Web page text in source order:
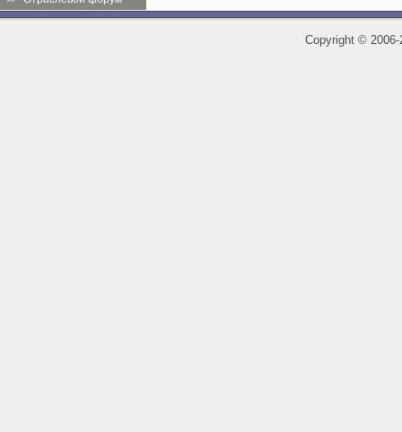
Copyright ©